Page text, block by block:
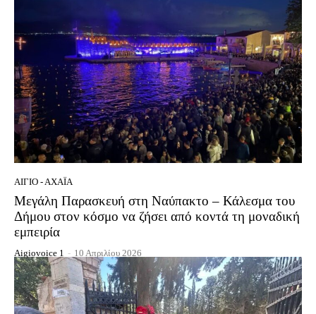
ΑΊΓΙΟ - ΑΧΑΪ́Α
Μεγάλη Παρασκευή στη Ναύπακτο – Κάλεσμα του
Δήμου στον κόσμο να ζήσει από κοντά τη μοναδική
εμπειρία
Aigiovoice 1 - 10 Απριλίου 2026